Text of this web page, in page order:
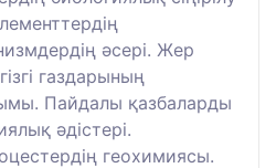
әсері. Жер
газдарының
Пайдалы қазбаларды
әдістері.
геохимиясы.